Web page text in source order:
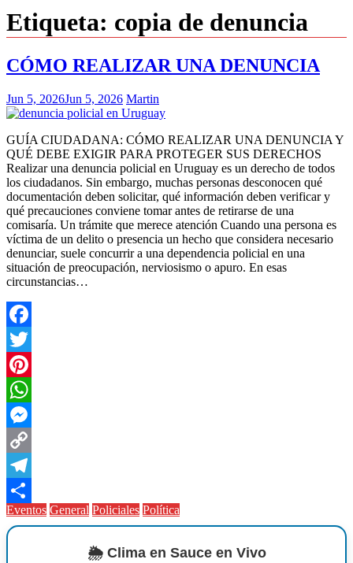
Etiqueta: copia de denuncia
CÓMO REALIZAR UNA DENUNCIA
Jun 5, 2026Jun 5, 2026 Martin
GUÍA CIUDADANA: CÓMO REALIZAR UNA DENUNCIA Y
QUÉ DEBE EXIGIR PARA PROTEGER SUS DERECHOS
Realizar una denuncia policial en Uruguay es un derecho de todos
los ciudadanos. Sin embargo, muchas personas desconocen qué
documentación deben solicitar, qué información deben verificar y
qué precauciones conviene tomar antes de retirarse de una
comisaría. Un trámite que merece atención Cuando una persona es
víctima de un delito o presencia un hecho que considera necesario
denunciar, suele concurrir a una dependencia policial en una
situación de preocupación, nerviosismo o apuro. En esas
circunstancias…
Facebook
Twitter
Pinterest
WhatsApp
Messenger
Copy
Link
Telegram
Compartir
Eventos General Policiales Política
🌦️ Clima en Sauce en Vivo